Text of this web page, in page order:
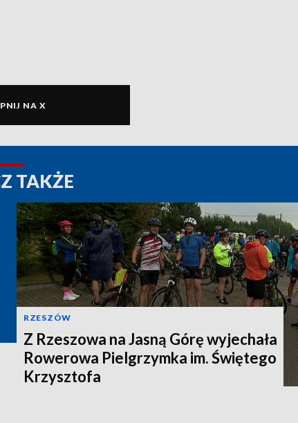
NA X
TAKŻE
RZESZÓW
Z Rzeszowa na Jasną Górę wyjechała
Rowerowa Pielgrzymka im. Świętego
Krzysztofa